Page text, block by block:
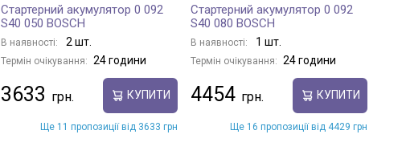
Стартерний акумулятор 0 092
S40 050 BOSCH
В наявності: 2 шт.
Термін очікування: 24 години
3633 КУПИТИ
Ще 11 пропозиції від 3633 грн
Стартерний акумулятор 0 092
S40 080 BOSCH
В наявності: 1 шт.
Термін очікування: 24 години
4454 КУПИТИ
Ще 16 пропозиції від 4429 грн